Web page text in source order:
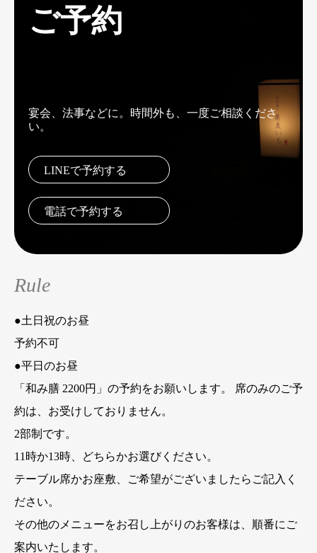
ご予約
宴会、法事などに。時間外も、一度ご相談くださ
い。
LINEで予約する
電話で予約する
Rule
●土日祝のお昼
予約不可
●平日のお昼
「和み膳 2200円」の予約をお願いします。 席のみのご予
約は、お受けしておりません。
2部制です。
11時か13時、どちらかお選びください。
テーブル席かお座敷、ご希望がございましたらご記入く
ださい。
その他のメニューをお召し上がりのお客様は、順番にご
案内いたします。